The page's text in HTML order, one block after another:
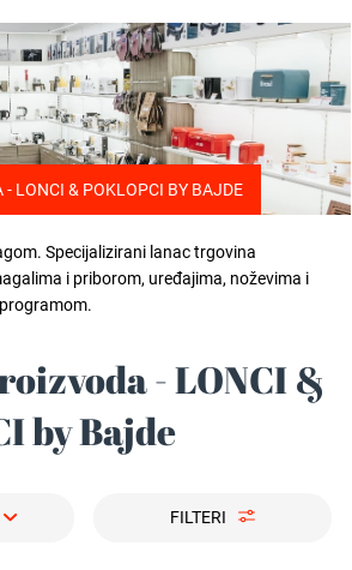
- LONCI & POKLOPCI BY BAJDE
Specijalizirani lanac trgovina
i priborom, uređajima, noževima i
- LONCI &
by Bajde
FILTERI